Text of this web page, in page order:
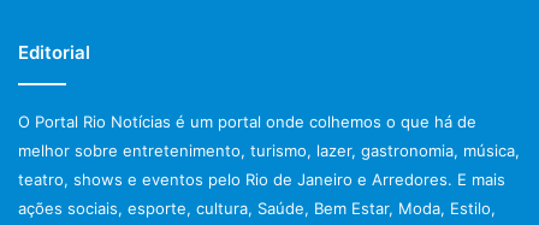
Editorial
O Portal Rio Notícias é um portal onde colhemos o que há de
melhor sobre entretenimento, turismo, lazer, gastronomia, música,
teatro, shows e eventos pelo Rio de Janeiro e Arredores. E mais
ações sociais, esporte, cultura, Saúde, Bem Estar, Moda, Estilo,